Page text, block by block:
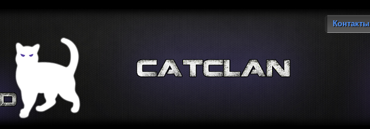
Контакты